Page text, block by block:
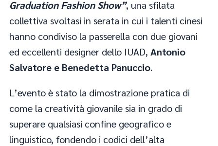
Graduation Fashion Show”, una sfilata
collettiva svoltasi in serata in cui i talenti cinesi
hanno condiviso la passerella con due giovani
ed eccellenti designer dello IUAD, Antonio
Salvatore e Benedetta Panuccio.
L’evento è stato la dimostrazione pratica di
come la creatività giovanile sia in grado di
superare qualsiasi confine geografico e
linguistico, fondendo i codici dell’alta